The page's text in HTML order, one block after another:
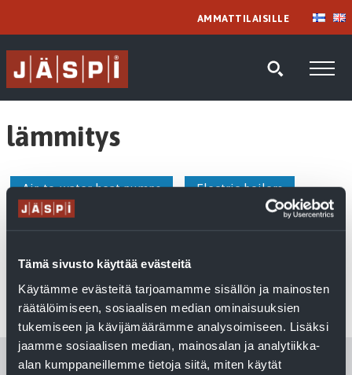
Tämä sivusto käyttää evästeitä
Käytämme evästeitä tarjoamamme sisällön ja mainosten
räätälöimiseen, sosiaalisen median ominaisuuksien
tukemiseen ja kävijämäärämme analysoimiseen. Lisäksi
jaamme sosiaalisen median, mainosalan ja analytiikka-
alan kumppaneillemme tietoja siitä, miten käytät
AMMATTILAISILLE
lämmitys
Air-to-water heat pumps Electric boilers
Ground source heat pumps Larger properties
Thermal storage tanks Uncategorized
Water heaters